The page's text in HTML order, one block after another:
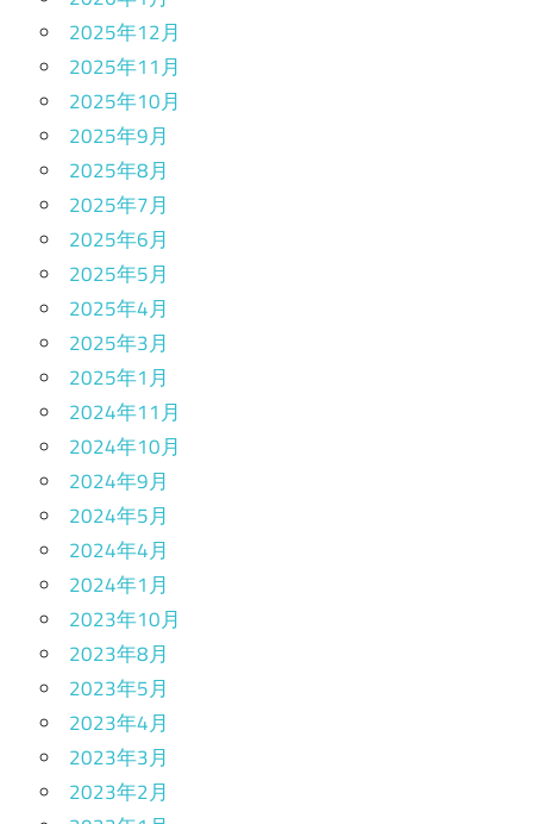
2025年12月
2025年11月
2025年10月
2025年9月
2025年8月
2025年7月
2025年6月
2025年5月
2025年4月
2025年3月
2025年1月
2024年11月
2024年10月
2024年9月
2024年5月
2024年4月
2024年1月
2023年10月
2023年8月
2023年5月
2023年4月
2023年3月
2023年2月